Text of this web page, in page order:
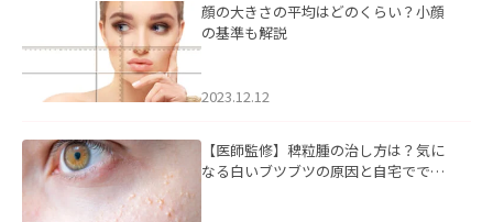
顔の大きさの平均はどのくらい？小顔
の基準も解説
2023.12.12
【医師監修】稗粒腫の治し方は？気に
なる白いブツブツの原因と自宅ででき